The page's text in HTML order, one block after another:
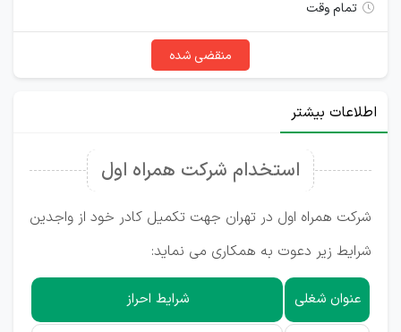
تمام وقت
منقضی شده
اطلاعات بیشتر
استخدام شرکت همراه اول
شرکت همراه اول در تهران جهت تکمیل کادر خود از واجدین
شرایط زیر دعوت به همکاری می نماید:
عنوان شغلی شرایط احراز